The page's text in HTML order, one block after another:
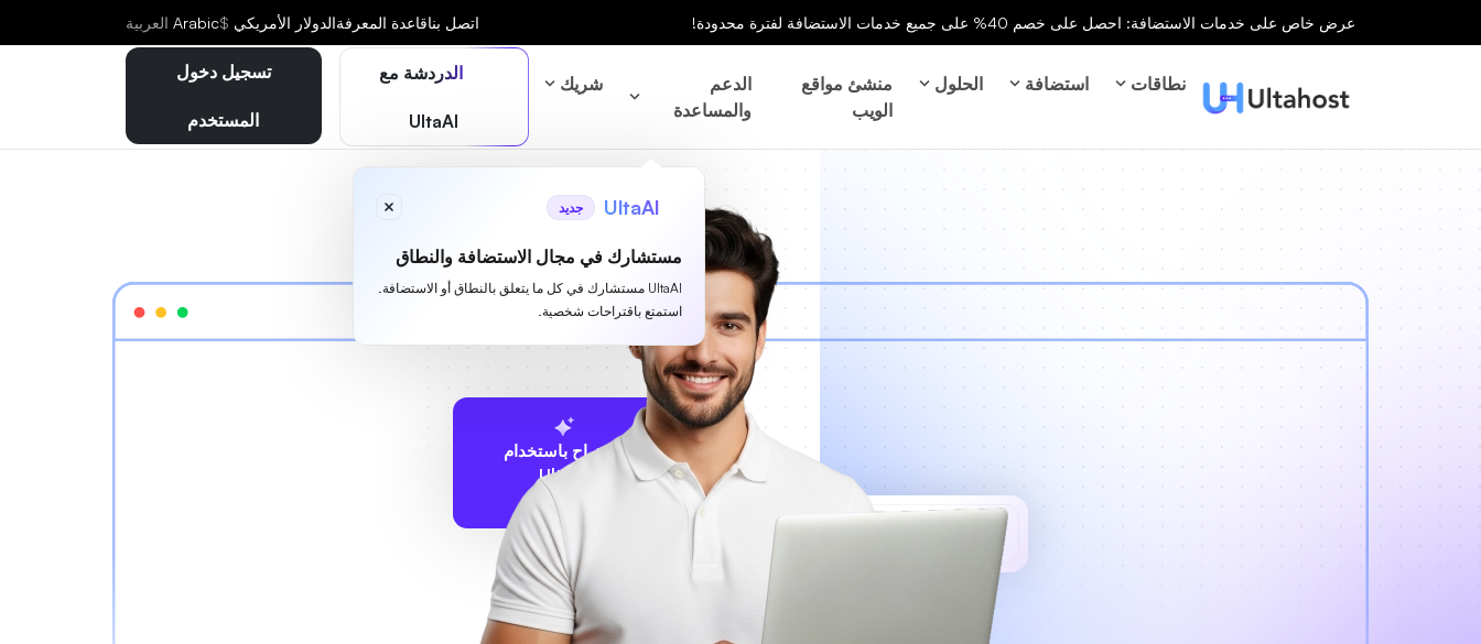
عرض خاص على خدمات الاستضافة: احصل على خصم 40% على جميع خدمات الاستضافة لفترة محدودة! اتصل بناقاعدة المعرفةالدولار الأمريكي $
Arabic العربية
نطاقات استضافة الحلول
منشئ مواقع
الويب
الدعم
والمساعدة
شريك الدردشة مع
UltaAI
UltaAI جديد
مستشارك في مجال الاستضافة والنطاق
UltaAI مستشارك في كل ما يتعلق بالنطاق أو الاستضافة.
استمتع باقتراحات شخصية.
تسجيل دخول
المستخدم
الاقتراح باستخدام
UltaAI
متاح!